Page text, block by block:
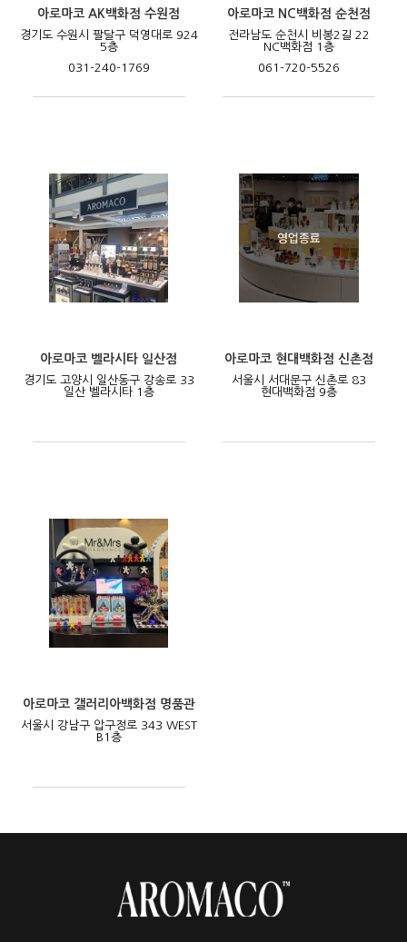
아로마코 AK백화점 수원점
경기도 수원시 팔달구 덕영대로 924
5층
031-240-1769
아로마코 NC백화점 순천점
전라남도 순천시 비봉2길 22
NC백화점 1층
061-720-5526
아로마코 벨라시타 일산점
경기도 고양시 일산동구 강송로 33
일산 벨라시타 1층
아로마코 현대백화점 신촌점
서울시 서대문구 신촌로 83
현대백화점 9층
아로마코 갤러리아백화점 명품관
서울시 강남구 압구정로 343 WEST
B1층